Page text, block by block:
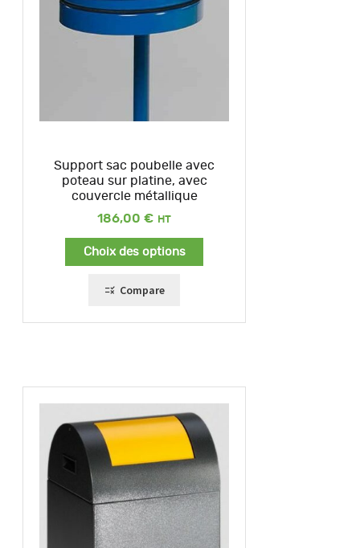
Support sac poubelle avec
poteau sur platine, avec
couvercle métallique
186,00 €
Choix des options
Compare